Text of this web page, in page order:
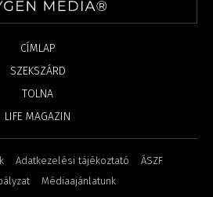
CÍMLAP
SZEKSZÁRD
TOLNA
LIFE MAGAZIN
Adatkezelési tájékoztató
ÁSZF
Médiaajánlatunk